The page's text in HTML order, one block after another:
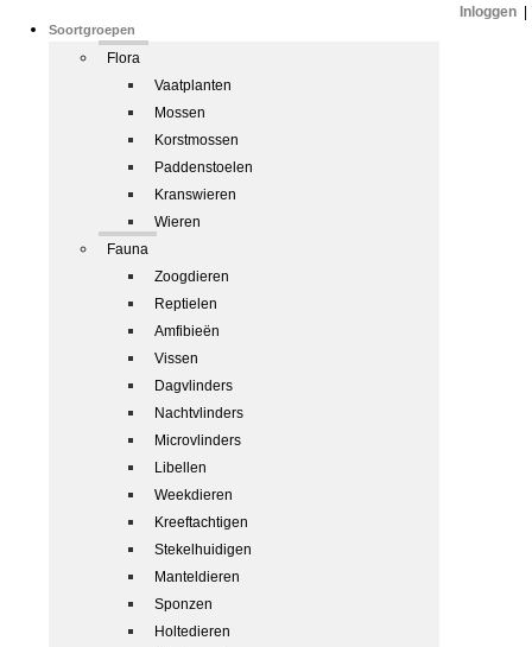
Soortgroepen
Flora
Vaatplanten
Mossen
Korstmossen
Paddenstoelen
Kranswieren
Wieren
Fauna
Zoogdieren
Reptielen
Amfibieën
Vissen
Dagvlinders
Nachtvlinders
Microvlinders
Libellen
Weekdieren
Kreeftachtigen
Stekelhuidigen
Manteldieren
Sponzen
Holtedieren
Inloggen